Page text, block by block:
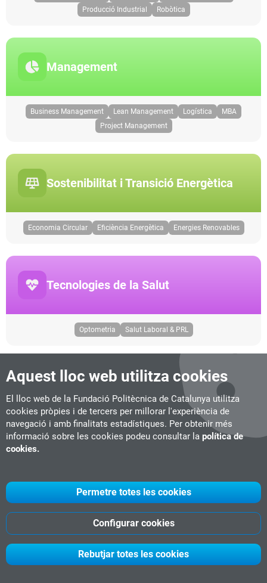
Aquest lloc web utilitza cookies
El lloc web de la Fundació Politècnica de Catalunya utilitza
cookies pròpies i de tercers per millorar l'experiència de
navegació i amb finalitats estadístiques. Per obtenir més
informació sobre les cookies podeu consultar la política de
cookies.
Rebutjar totes les cookies
Configurar cookies
Permetre totes les cookies
Producció Industrial
Robòtica
Management
Business Management Lean Management Logística
MBA
Project Management
Sostenibilitat i Transició Energètica
Economia Circular Eficiència Energètica Energies Renovables
Tecnologies de la Salut
Optometria Salut Laboral & PRL
Programes Executive
Els programes executive de la UPC School et
preparen per a prendre decisions empresarials
d'avui dia. Adquireix noves habilitats professionals
i personals en direcció, lideratge i transformació
de negocis i empreses, unitats operatives o
startups.